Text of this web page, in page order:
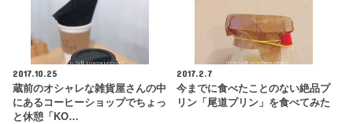
2017.10.25
蔵前のオシャレな雑貨屋さんの中
にあるコーヒーショップでちょっ
と休憩「KO…
2017.2.7
今までに食べたことのない絶品プ
リン「尾道プリン」を食べてみた